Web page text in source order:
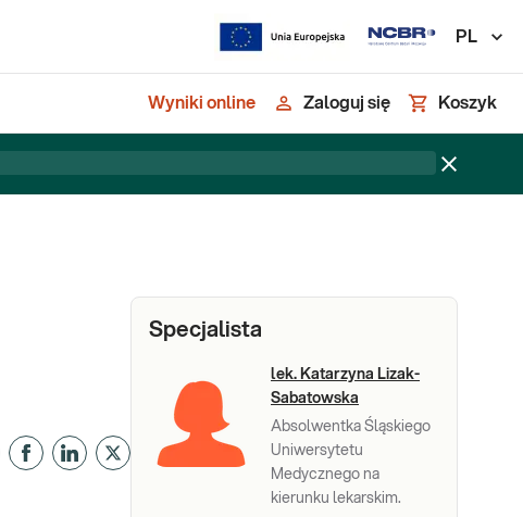
PL
Wyniki online Zaloguj się Koszyk
Specjalista
lek. Katarzyna Lizak-
Sabatowska
Absolwentka Śląskiego
Uniwersytetu
Medycznego na
kierunku lekarskim.